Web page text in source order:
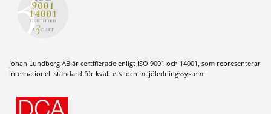
Johan Lundberg AB är certifierade enligt ISO 9001 och 14001, som representerar
internationell standard för kvalitets- och miljöledningssystem.